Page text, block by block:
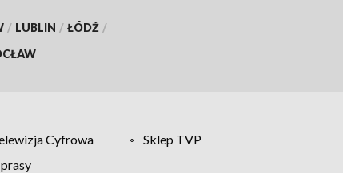
/ LUBLIN / ŁÓDŹ /
Cyfrowa
Sklep TVP